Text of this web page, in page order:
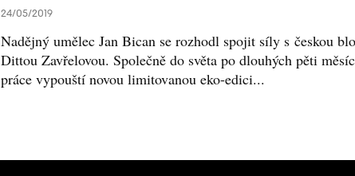
24/05/2019
Nadějný umělec Jan Bican se rozhodl spojit síly s českou
Dittou Zavřelovou. Společně do světa po dlouhých pěti
práce vypouští novou limitovanou eko-edici...